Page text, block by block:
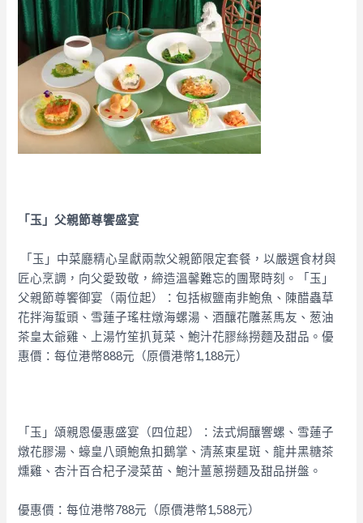
「玉」父親節尊饗盛宴
「玉」中菜廳精心呈獻兩款父親節限定套餐，以嚴選食材與
匠心烹調，向父愛致敬，締造溫馨難忘的團聚時刻。
「玉」
父親節尊饗御宴（兩位起）：包括椒鹽南非鮑魚、陳醋蟲草
花拌海蜇頭、雪蓮子瑤柱燉海螺湯、酒釀花雕蒸馬友、葱油
茶皇太爺雞、上湯竹笙扒莧菜、鮑汁花膠絲撈麵及甜品。優
惠價：每位港幣888元（原價港幣1,188元）
「玉」頌親恩優惠盛宴（四位起）：法式焗釀響螺、雪蓮子
燉花膠湯、蠔皇八頭鮑魚扣鵝掌、清蒸東星斑、龍井黑糖茶
燻雞、杏汁百合杞子浸菜苗、鮑汁薑蔥撈麵及甜品拼盤。
優惠價：每位港幣788元（原價港幣1,588元）